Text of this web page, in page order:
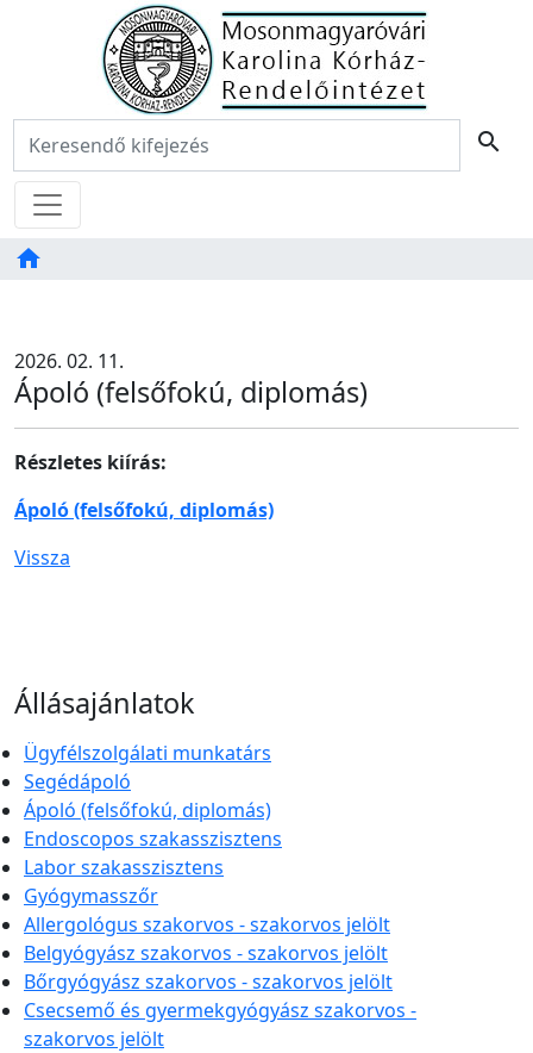
Főoldal
Keresés: search
Menü
home
TAB
2026. 02. 11.
Ápoló (felsőfokú, diplomás)
Részletes kiírás:
Ápoló (felsőfokú, diplomás)
Vissza
Állásajánlatok
Ügyfélszolgálati munkatárs
Segédápoló
Ápoló (felsőfokú, diplomás)
Endoscopos szakasszisztens
Labor szakasszisztens
Gyógymasszőr
Allergológus szakorvos - szakorvos jelölt
Belgyógyász szakorvos - szakorvos jelölt
Bőrgyógyász szakorvos - szakorvos jelölt
Csecsemő és gyermekgyógyász szakorvos -
szakorvos jelölt